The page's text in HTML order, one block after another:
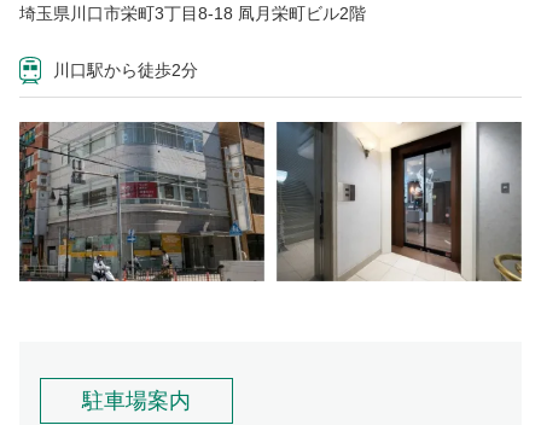
埼玉県川口市栄町3丁目8-18 凮月栄町ビル2階
川口駅から徒歩2分
駐車場案内